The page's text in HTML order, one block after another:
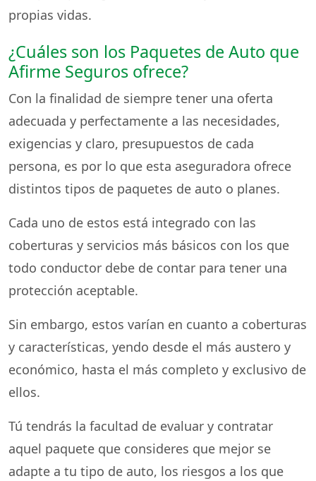
propias vidas.
¿Cuáles son los Paquetes de Auto que
Afirme Seguros ofrece?
Con la finalidad de siempre tener una oferta
adecuada y perfectamente a las necesidades,
exigencias y claro, presupuestos de cada
persona, es por lo que esta aseguradora ofrece
distintos tipos de paquetes de auto o planes.
Cada uno de estos está integrado con las
coberturas y servicios más básicos con los que
todo conductor debe de contar para tener una
protección aceptable.
Sin embargo, estos varían en cuanto a coberturas
y características, yendo desde el más austero y
económico, hasta el más completo y exclusivo de
ellos.
Tú tendrás la facultad de evaluar y contratar
aquel paquete que consideres que mejor se
adapte a tu tipo de auto, los riesgos a los que